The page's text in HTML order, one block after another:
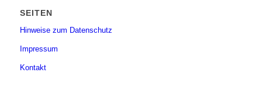
SEITEN
Hinweise zum Datenschutz
Impressum
Kontakt